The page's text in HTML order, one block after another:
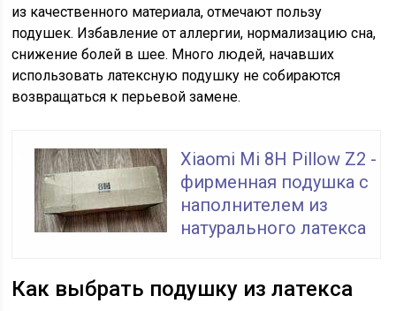
из качественного материала, отмечают пользу
подушек. Избавление от аллергии, нормализацию сна,
снижение болей в шее. Много людей, начавших
использовать латексную подушку не собираются
возвращаться к перьевой замене.
Xiaomi Mi 8H Pillow Z2 -
фирменная подушка с
наполнителем из
натурального латекса
Как выбрать подушку из латекса